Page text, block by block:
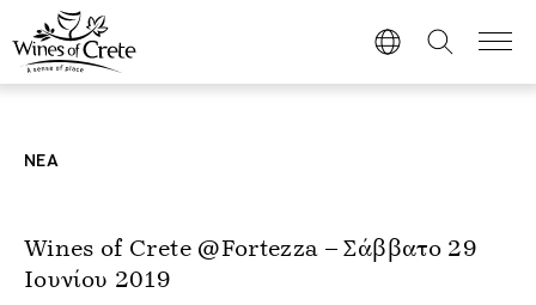
ΝΕΑ
Wines of Crete @Fortezza – Σάββατο 29
Ιουνίου 2019